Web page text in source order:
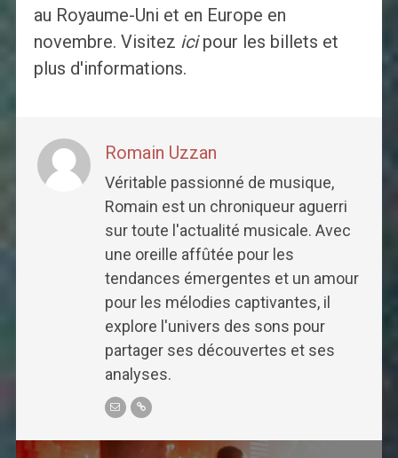
au Royaume-Uni et en Europe en
novembre. Visitez icipour les billets et
plus d'informations.
Romain Uzzan
Véritable passionné de musique,
Romain est un chroniqueur aguerri
sur toute l'actualité musicale. Avec
une oreille affûtée pour les
tendances émergentes et un amour
pour les mélodies captivantes, il
explore l'univers des sons pour
partager ses découvertes et ses
analyses.
Post